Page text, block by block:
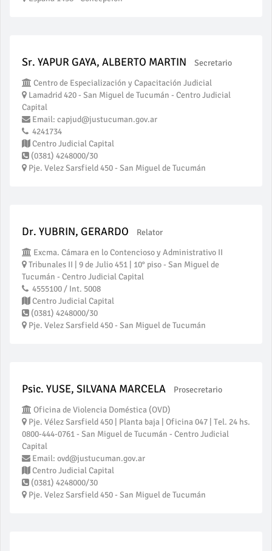
Sr. YAPUR GAYA, ALBERTO MARTIN
Secretario
Centro de Especialización y Capacitación Judicial
Lamadrid 420 - San Miguel de Tucumán - Centro Judicial
Capital
Email: capjud@justucuman.gov.ar
4241734
Centro Judicial Capital
(0381) 4248000/30
Pje. Velez Sarsfield 450 - San Miguel de Tucumán
Dr. YUBRIN, GERARDO
Relator
Excma. Cámara en lo Contencioso y Administrativo II
Tribunales II | 9 de Julio 451 | 10° piso - San Miguel de
Tucumán - Centro Judicial Capital
4555100 / Int. 5008
Centro Judicial Capital
(0381) 4248000/30
Pje. Velez Sarsfield 450 - San Miguel de Tucumán
Psic. YUSE, SILVANA MARCELA
Prosecretario
Oficina de Violencia Doméstica (OVD)
Pje. Vélez Sarsfield 450 | Planta baja | Oficina 047 | Tel. 24 hs.
0800-444-0761 - San Miguel de Tucumán - Centro Judicial
Capital
Email: ovd@justucuman.gov.ar
Centro Judicial Capital
(0381) 4248000/30
Pje. Velez Sarsfield 450 - San Miguel de Tucumán